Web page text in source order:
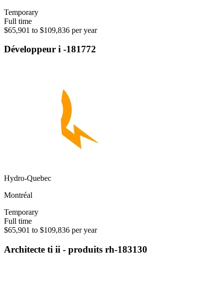
Temporary
Full time
$65,901 to $109,836 per year
Développeur i -181772
Hydro-Quebec
Montréal
Temporary
Full time
$65,901 to $109,836 per year
Architecte ti ii - produits rh-183130